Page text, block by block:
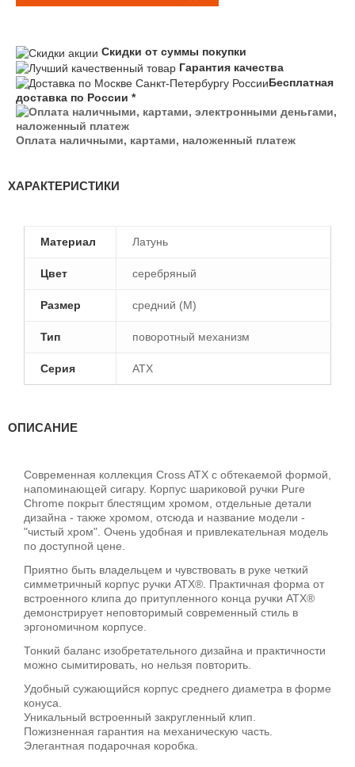
Скидки от суммы покупки
Гарантия качества
Бесплатная
доставка по России *
Оплата наличными, картами, наложенный платеж
ХАРАКТЕРИСТИКИ
Материал Латунь
Цвет серебряный
Размер средний (M)
Тип поворотный механизм
Серия ATX
ОПИСАНИЕ
Современная коллекция Cross ATX с обтекаемой формой,
напоминающей сигару. Корпус шариковой ручки Pure
Chrome покрыт блестящим хромом, отдельные детали
дизайна - также хромом, отсюда и название модели -
"чистый хром". Очень удобная и привлекательная модель
по доступной цене.
Приятно быть владельцем и чувствовать в руке четкий
симметричный корпус ручки ATX®. Практичная форма от
встроенного клипа до притупленного конца ручки ATX®
демонстрирует неповторимый современный стиль в
эргономичном корпусе.
Тонкий баланс изобретательного дизайна и практичности
можно сымитировать, но нельзя повторить.
Удобный сужающийся корпус среднего диаметра в форме
конуса.
Уникальный встроенный закругленный клип.
Пожизненная гарантия на механическую часть.
Элегантная подарочная коробка.